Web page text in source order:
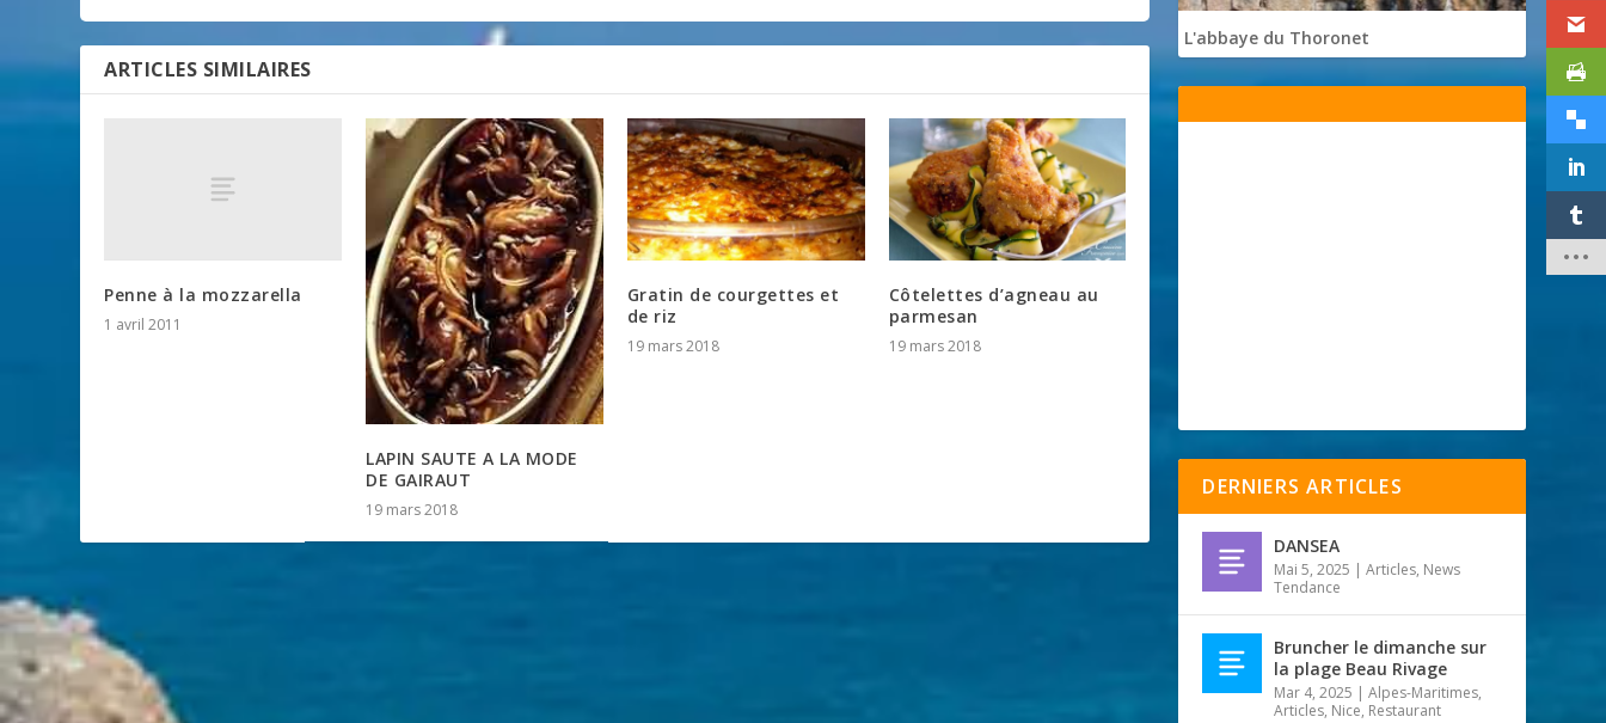
ARTICLES SIMILAIRES
Penne à la mozzarella
1 avril 2011
LAPIN SAUTE A LA MODE
DE GAIRAUT
19 mars 2018
Gratin de courgettes et
de riz
19 mars 2018
Côtelettes d’agneau au
parmesan
19 mars 2018
L'abbaye du Thoronet
DERNIERS ARTICLES
DANSEA
Mai 5, 2025 |Articles, News
Tendance
Bruncher le dimanche sur
la plage Beau Rivage
Mar 4, 2025 |Alpes-Maritimes,
Articles, Nice, Restaurant